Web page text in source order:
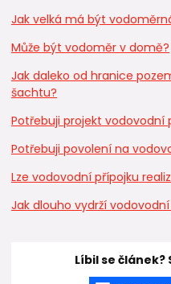
Jak velká má být
Může být vodoměr v domě?
Jak daleko od hranice
šachtu?
Potřebuji projekt vodovodní
Potřebuji povolení na
Lze vodovodní přípojku
Jak dlouho vydrží
Líbil se